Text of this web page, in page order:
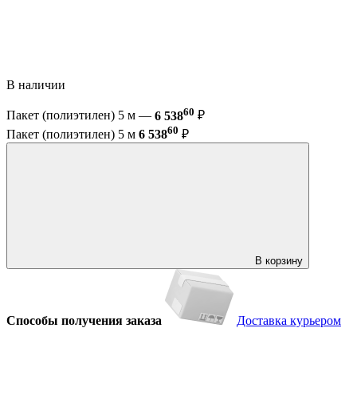
В наличии
Пакет (полиэтилен) 5 м — 6 53860 ₽
Пакет (полиэтилен) 5 м 6 53860 ₽
В корзину
Способы получения заказа Доставка курьером